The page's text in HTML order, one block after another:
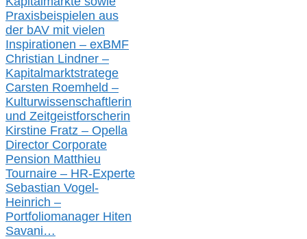
Praxisbeispielen aus
der bAV mit vielen
Inspirationen – exBMF
Christian Lindner –
Kapitalmarktstratege
Carsten Roemheld –
Kulturwissenschaftlerin
und Zeitgeistforscherin
Kirstine Fratz – Opella
Director Corporate
Pension Matthieu
Tournaire – HR-Experte
Sebastian Vogel-
Heinrich –
Portfoliomanager Hiten
Savani…